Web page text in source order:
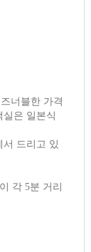
너블한 가격
은 일본식
드리고 있
각 5분 거리